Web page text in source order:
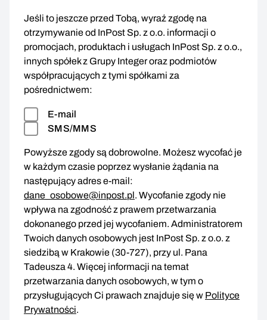
Jeśli to jeszcze przed Tobą, wyraź zgodę na
otrzymywanie od InPost Sp. z o.o. informacji o
promocjach, produktach i usługach InPost Sp. z o.o.,
innych spółek z Grupy Integer oraz podmiotów
współpracujących z tymi spółkami za
pośrednictwem:
E-mail
SMS/MMS
Powyższe zgody są dobrowolne. Możesz wycofać je
w każdym czasie poprzez wysłanie żądania na
następujący adres e-mail:
dane_osobowe@inpost.pl. Wycofanie zgody nie
wpływa na zgodność z prawem przetwarzania
dokonanego przed jej wycofaniem. Administratorem
Twoich danych osobowych jest InPost Sp. z o.o. z
siedzibą w Krakowie (30-727), przy ul. Pana
Tadeusza 4. Więcej informacji na temat
przetwarzania danych osobowych, w tym o
przysługujących Ci prawach znajduje się w Polityce
Prywatności.